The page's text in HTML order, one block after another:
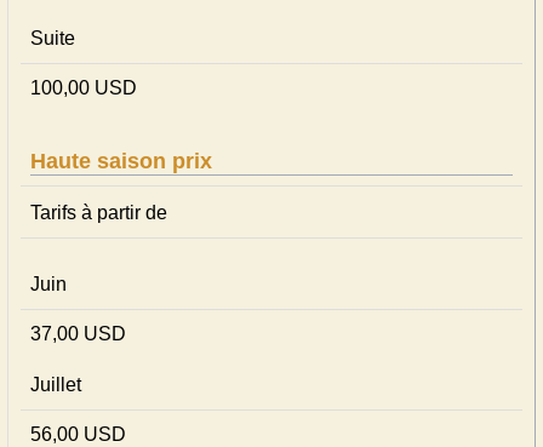
Suite
100,00 USD
Haute saison prix
Tarifs à partir de
Juin
37,00 USD
Juillet
56,00 USD